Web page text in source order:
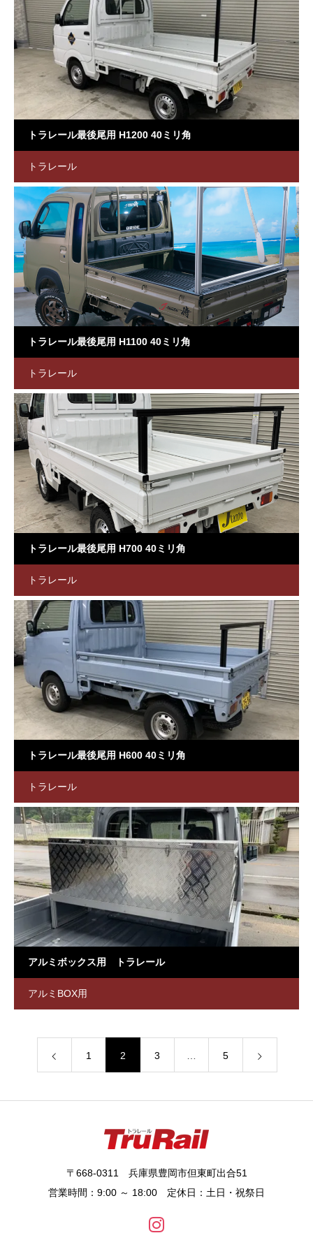
トラレール最後尾用 H1200 40ミリ角
トラレール
トラレール最後尾用 H1100 40ミリ角
トラレール
トラレール最後尾用 H700 40ミリ角
トラレール
トラレール最後尾用 H600 40ミリ角
トラレール
アルミボックス用 トラレール
アルミBOX用
1 2 3 5
〒668-0311 兵庫県豊岡市但東町出合51
営業時間：9:00 ～ 18:00 定休日：土日・祝祭日